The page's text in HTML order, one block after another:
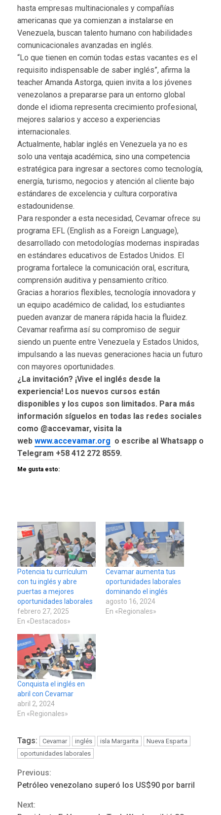
hasta empresas multinacionales y compañías
americanas que ya comienzan a instalarse en
Venezuela, buscan talento humano con habilidades
comunicacionales avanzadas en inglés.
“Lo que tienen en común todas estas vacantes es el
requisito indispensable de saber inglés”, afirma la
teacher Amanda Astorga, quien invita a los jóvenes
venezolanos a prepararse para un entorno global
donde el idioma representa crecimiento profesional,
mejores salarios y acceso a experiencias
internacionales.
Actualmente, hablar inglés en Venezuela ya no es
solo una ventaja académica, sino una competencia
estratégica para ingresar a sectores como tecnología,
energía, turismo, negocios y atención al cliente bajo
estándares de excelencia y cultura corporativa
estadounidense.
Para responder a esta necesidad, Cevamar ofrece su
programa EFL (English as a Foreign Language),
desarrollado con metodologías modernas inspiradas
en estándares educativos de Estados Unidos. El
programa fortalece la comunicación oral, escritura,
comprensión auditiva y pensamiento crítico.
Gracias a horarios flexibles, tecnología innovadora y
un equipo académico de calidad, los estudiantes
pueden avanzar de manera rápida hacia la fluidez.
Cevamar reafirma así su compromiso de seguir
siendo un puente entre Venezuela y Estados Unidos,
impulsando a las nuevas generaciones hacia un futuro
con mayores oportunidades.
¿La invitación? ¡Vive el inglés desde la
experiencia! Los nuevos cursos están
disponibles y los cupos son limitados. Para más
información síguelos en todas las redes sociales
como @accevamar, visita la
web www.accevamar.org o escribe al Whatsapp o
Telegram +58 412 272 8559.
Me gusta esto:
Potencia tu currículum
con tu inglés y abre
puertas a mejores
oportunidades laborales
febrero 27, 2025
En «Destacados»
Cevamar aumenta tus
oportunidades laborales
dominando el inglés
agosto 16, 2024
En «Regionales»
Conquista el inglés en
abril con Cevamar
abril 2, 2024
En «Regionales»
Tags: Cevamar inglés isla Margarita
Nueva Esparta
oportunidades laborales
Continue
Reading
Previous:
Petróleo venezolano superó los US$90 por barril
Next:
TITULARES
ÚLTIMA HORA